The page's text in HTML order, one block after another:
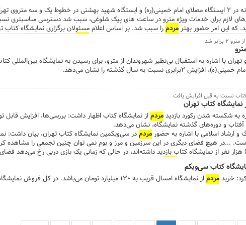
الهی قمشه ای استاد دانشگاه، سید عزت‌الله ضرغامی عضو شورای عالی فضای مجازی و
حجت الاسلام قرائتی رئیس ستاد اقامه نماز، امرای ارتش، ائمه جمعه و دیگر
کتاب تهران در مصلای امام خمینی(ره) بازدید به عمل آوردند....
...در این زمینه قرار گرفتن ۳ پایانه در ۲ ایستگاه مصلای امام خمینی(ره) و ایستگاه شهید بهشتی در خطوط یک و
لازم برای خدمات ویژه مترو در ساعت های پیک شلوغی، سبب شد دسترسی مناسبتری
که این امر حضور بهترمردمرا سبب شد. بر اساس اعلام مسئولان برگزاری نمایشگاه کتاب
گستردگی دومین نمایشگاه در دنیا است. همچنین استقبال
شد
با اشاره به استقبال بی‌نظیر شهروندان از مترو، برای رسیدن به نمایشگاه بین‌المللی
نسبت به سال گذشته را نشان می‌دهد.
کتاب نسبت به قبل افزایش یافت
نمایشگاه کتاب تهران
به شکسته شدن رکورد بازدیدمردماز نمایشگاه کتاب اظهار داشت: بررسی‌ها، افزایش قابل
و دوره‌های گذشته نمایشگاه، نشان می‌دهد.
ارشاد اسلامی با اشاره به حضورمردمدر سی‌ویکمین نمایشگاه کتاب تهران، بیان داشت:
است. ...در هیچ فضای دیگری در این سرزمین و مرز و بوم نمی توان چنین تجمعی را مشاهده
توجه به شرایط خاصی که
ما دارند حضور این تعداد در نمایشگاه کتاب مایه
شهر میهمان، در فضایی بالغ بر ۱۳۰ هزار مترمربع برگزار شد. ...
کتاب سی‌ویکم
خریدمردم